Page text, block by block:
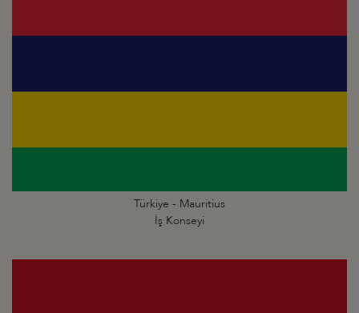
Türkiye - Mauritius
İş Konseyi